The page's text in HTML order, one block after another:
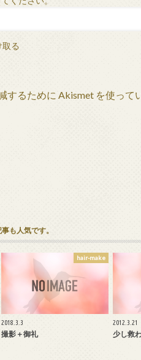
取る
するために Akismet を使って
も人気です。
hair-make
2018.3.3
撮影＋御礼
2012.3.21
少し救